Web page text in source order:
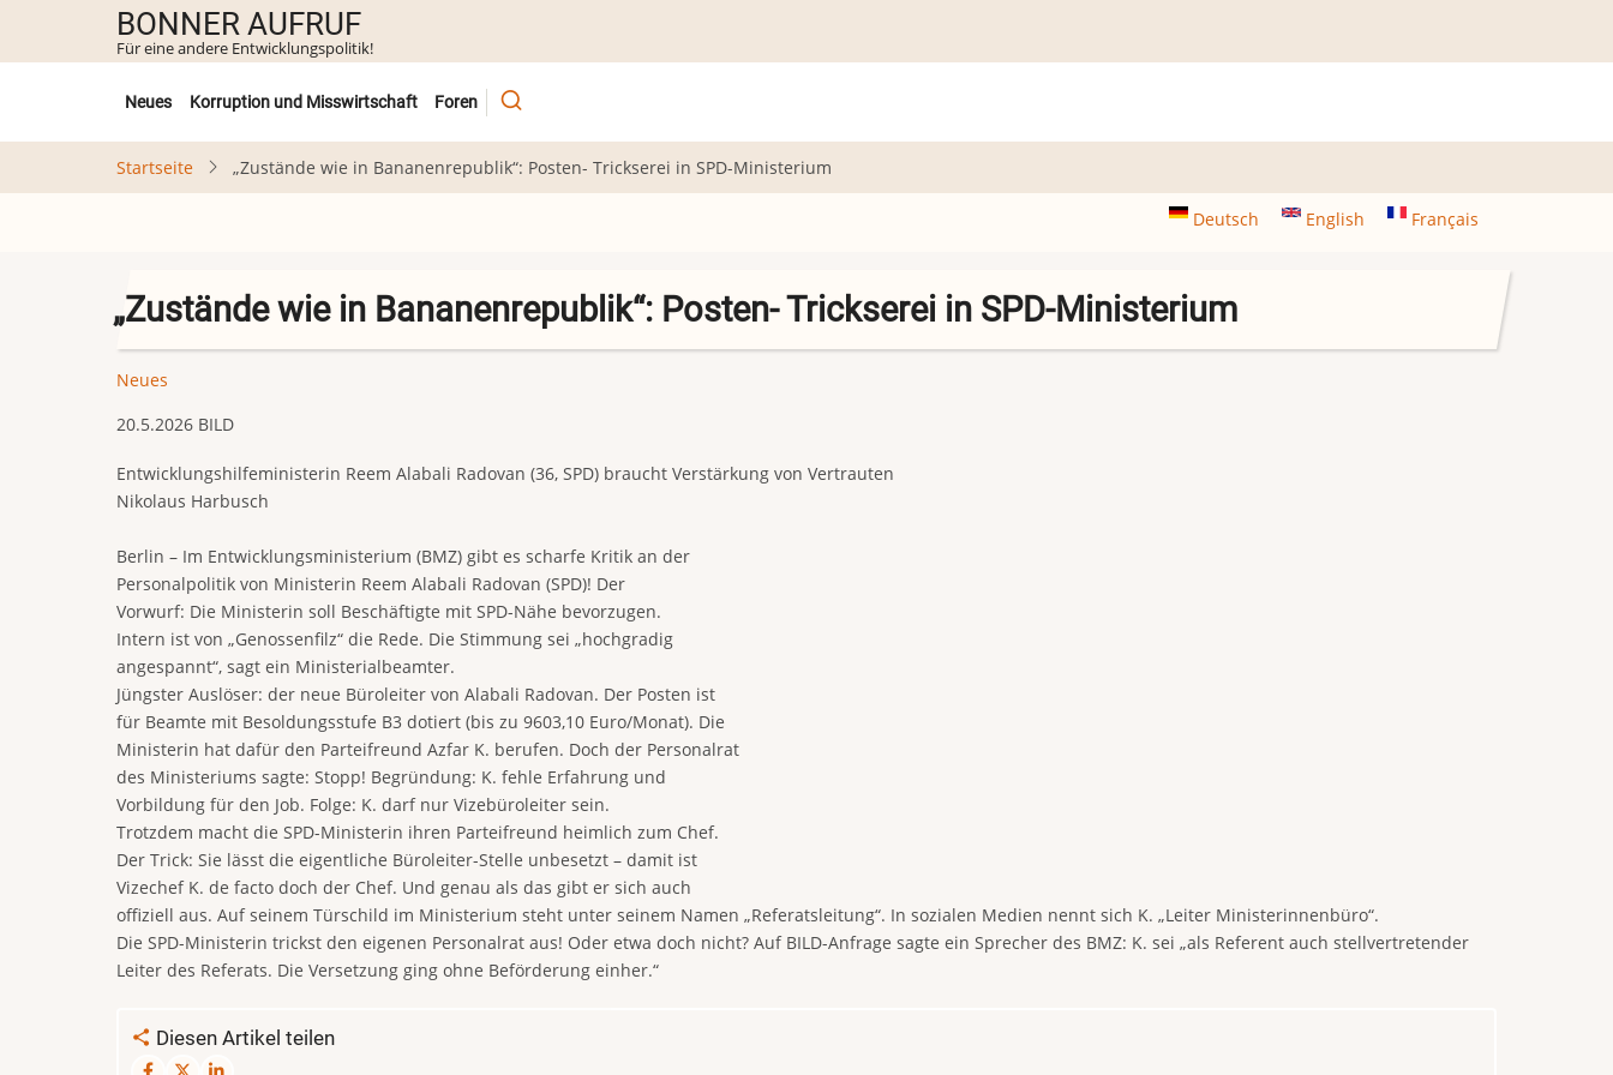
Inhalt
BONNER AUFRUF
Für eine andere Entwicklungspolitik!
Untermenü
Neues Korruption und Misswirtschaft Foren
Startseite „Zustände wie in Bananenrepublik“: Posten- Trickserei in SPD-Ministerium
Deutsch English Français
„Zustände wie in Bananenrepublik“: Posten- Trickserei in SPD-Ministerium
Neues
20.5.2026 BILD
Entwicklungshilfeministerin Reem Alabali Radovan (36, SPD) braucht Verstärkung von Vertrauten
Nikolaus Harbusch
Berlin – Im Entwicklungsministerium (BMZ) gibt es scharfe Kritik an der
Personalpolitik von Ministerin Reem Alabali Radovan (SPD)! Der
Vorwurf: Die Ministerin soll Beschäftigte mit SPD-Nähe bevorzugen.
Intern ist von „Genossenfilz“ die Rede. Die Stimmung sei „hochgradig
angespannt“, sagt ein Ministerialbeamter.
Jüngster Auslöser: der neue Büroleiter von Alabali Radovan. Der Posten ist
für Beamte mit Besoldungsstufe B3 dotiert (bis zu 9603,10 Euro/Monat). Die
Ministerin hat dafür den Parteifreund Azfar K. berufen. Doch der Personalrat
des Ministeriums sagte: Stopp! Begründung: K. fehle Erfahrung und
Vorbildung für den Job. Folge: K. darf nur Vizebüroleiter sein.
Trotzdem macht die SPD-Ministerin ihren Parteifreund heimlich zum Chef.
Der Trick: Sie lässt die eigentliche Büroleiter-Stelle unbesetzt – damit ist
Vizechef K. de facto doch der Chef. Und genau als das gibt er sich auch
offiziell aus. Auf seinem Türschild im Ministerium steht unter seinem Namen „Referatsleitung“. In sozialen Medien nennt sich K. „Leiter Ministerinnenbüro“.
Die SPD-Ministerin trickst den eigenen Personalrat aus! Oder etwa doch nicht? Auf BILD-Anfrage sagte ein Sprecher des BMZ: K. sei „als Referent auch stellvertretender
Leiter des Referats. Die Versetzung ging ohne Beförderung einher.“
Diesen Artikel teilen